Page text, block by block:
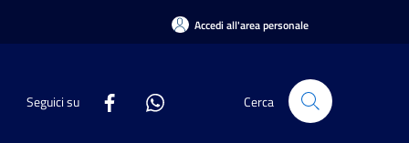
Accedi all'area personale
Seguici su Cerca